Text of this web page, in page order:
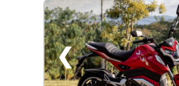
❮